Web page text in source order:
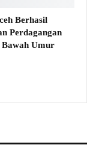
Berhasil
Perdagangan
Umur